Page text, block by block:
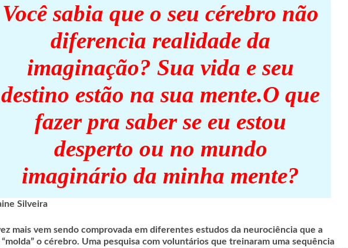
Você sabia que o seu cérebro não
diferencia realidade da
imaginação? Sua vida e seu
destino estão na sua mente.O que
fazer pra saber se eu estou
desperto ou no mundo
imaginário da minha mente?
Silveira
mais vem sendo comprovada em diferentes estudos da neurociência que a
o cérebro. Uma pesquisa com voluntários que treinaram uma sequência